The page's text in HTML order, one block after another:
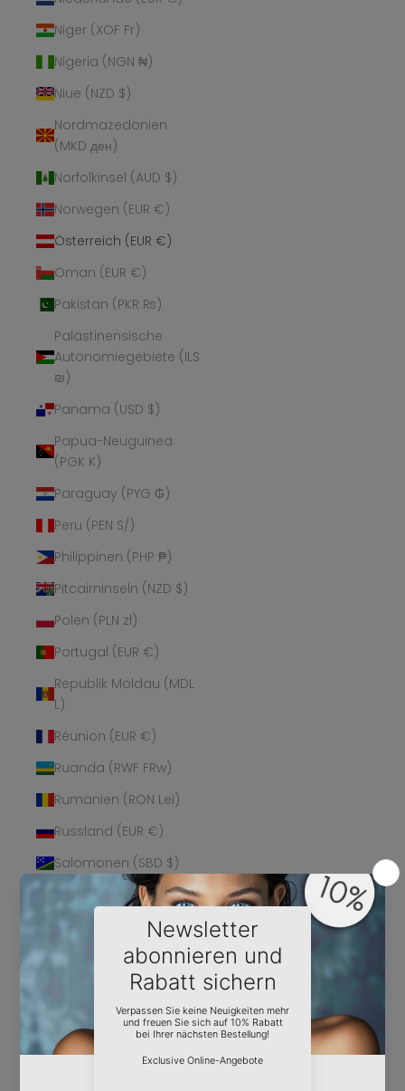
Niger (XOF Fr)
Nigeria (NGN ₦)
Niue (NZD $)
Nordmazedonien
(MKD ден)
Norfolkinsel (AUD $)
Norwegen (EUR €)
Österreich (EUR €)
Oman (EUR €)
Pakistan (PKR ₨)
Palästinensische
Autonomiegebiete (ILS
₪)
Panama (USD $)
Papua-Neuguinea
(PGK K)
Paraguay (PYG ₲)
Peru (PEN S/)
Philippinen (PHP ₱)
Pitcairninseln (NZD $)
Polen (PLN zł)
Portugal (EUR €)
Republik Moldau (MDL
L)
Réunion (EUR €)
Ruanda (RWF FRw)
Rumänien (RON Lei)
Russland (EUR €)
Salomonen (SBD $)
Sambia (EUR €)
Samoa (WST T)
San Marino (EUR €)
São Tomé und
Príncipe (STD Db)
Saudi-Arabien (SAR